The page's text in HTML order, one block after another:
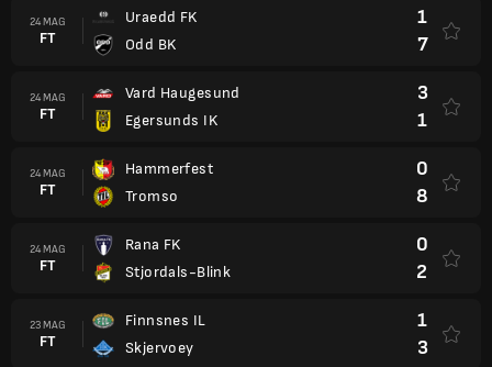
24 MAG
FT
Uraedd FK
Odd BK
1
7
24 MAG
FT
Vard Haugesund
Egersunds IK
3
1
24 MAG
FT
Hammerfest
Tromso
0
8
24 MAG
FT
Rana FK
Stjordals-Blink
0
2
23 MAG
FT
Finnsnes IL
Skjervoey
1
3